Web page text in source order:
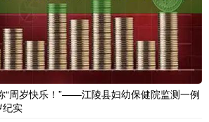
“周岁快乐！”——江陵县妇幼保健院监测一例
纪实